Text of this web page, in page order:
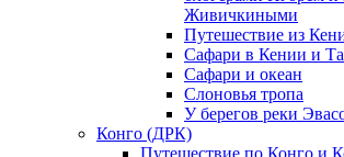
Живичкиными
Путешествие из
Сафари в Кении и
Сафари и океан
Слоновья тропа
У берегов реки
Конго (ДРК)
Путешествие по Конго и